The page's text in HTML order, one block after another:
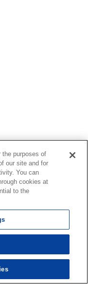
見る
the purposes of
our site and for
You can
cookies at
to the